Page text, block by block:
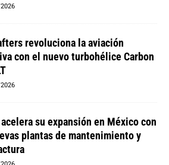
revoluciona la aviación
con el nuevo turbohélice Carbon
su expansión en México con
plantas de mantenimiento y